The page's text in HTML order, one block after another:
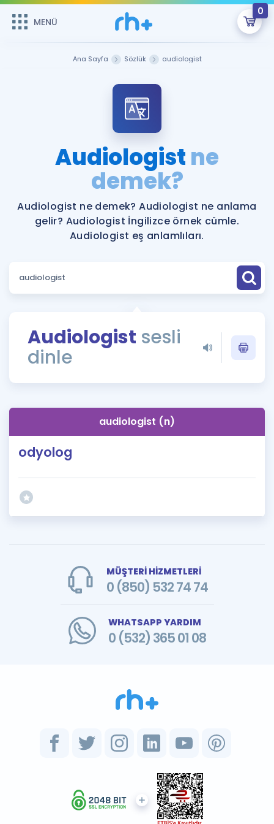
MENÜ
0
Şifremi Hatırlamıyorum
Sepetin Şu An Boş.
Remzi Hoca ile seni sınava hazırlayacak onlarca eğitim seni
bekliyor!
MENÜ
Katılımcı Görüşleri
Faydalı Araçlar
Ücretsiz Kaynaklar
Puan Hesaplama
ÖSYM Sınav Takvimi
Kampanyalar
İngilizce Gramer
İngilizce Gramer
Ana Sayfa Sözlük audiologist
Audiologistne
demek?
Audiologist ne demek? Audiologist ne anlama
gelir? Audiologist İngilizce örnek cümle.
Audiologist eş anlamlıları.
Audiologist sesli
dinle
audiologist (n)
odyolog
MÜŞTERİ HİZMETLERİ
0 (850) 532 74 74
WHATSAPP YARDIM
0 (532) 365 01 08